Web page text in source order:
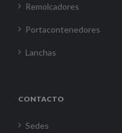
Remolcadores
Portacontenedores
Lanchas
CONTACTO
Sedes